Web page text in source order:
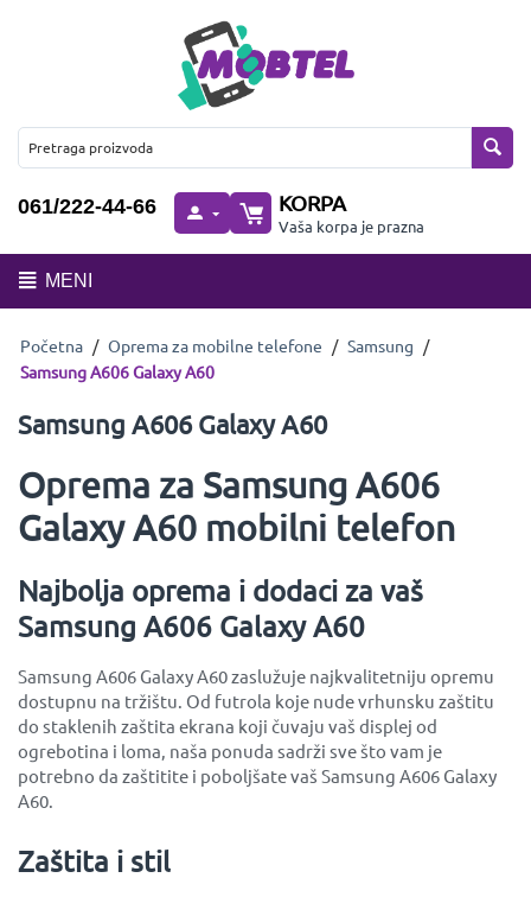
061/222-44-66 KORPA
Vaša korpa je prazna
MENI
Početna / Oprema za mobilne telefone / Samsung /
Samsung A606 Galaxy A60
Samsung A606 Galaxy A60
Oprema za Samsung A606
Galaxy A60 mobilni telefon
Najbolja oprema i dodaci za vaš
Samsung A606 Galaxy A60
Samsung A606 Galaxy A60 zaslužuje najkvalitetniju opremu
dostupnu na tržištu. Od futrola koje nude vrhunsku zaštitu
do staklenih zaštita ekrana koji čuvaju vaš displej od
ogrebotina i loma, naša ponuda sadrži sve što vam je
potrebno da zaštitite i poboljšate vaš Samsung A606 Galaxy
A60.
Zaštita i stil